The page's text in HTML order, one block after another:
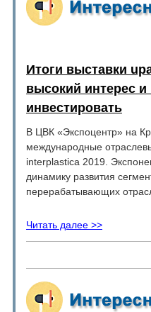
Итоги выставки
высокий интерес и
инвестировать
В ЦВК «Экспоцентр» на
международные
interplastica 2019.
динамику развития
перерабатывающих
Читать далее >>